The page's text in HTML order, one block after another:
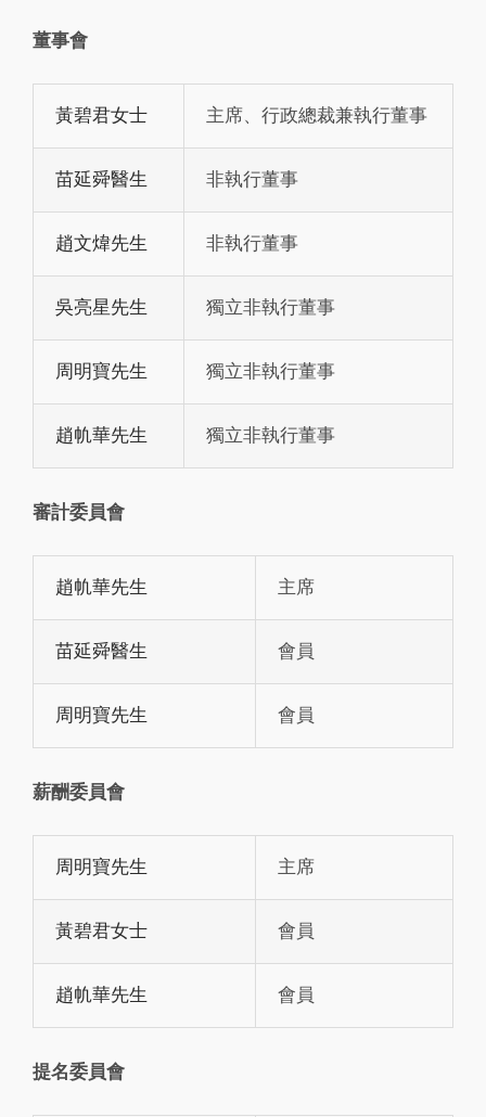
董事會
黃碧君女士 主席、行政總裁兼執行董事
苗延舜醫生 非執行董事
趙文煒先生 非執行董事
吳亮星先生 獨立非執行董事
周明寶先生 獨立非執行董事
趙㠶華先生 獨立非執行董事
審計委員會
趙㠶華先生 主席
苗延舜醫生 會員
周明寶先生 會員
薪酬委員會
周明寶先生 主席
黃碧君女士 會員
趙㠶華先生 會員
提名委員會